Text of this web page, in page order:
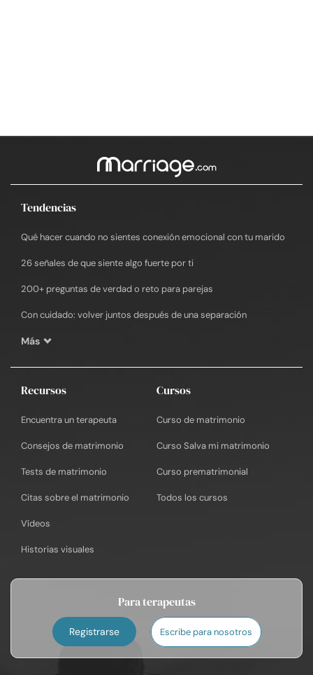
Tendencias
Qué hacer cuando no sientes conexión emocional con tu marido
26 señales de que siente algo fuerte por ti
200+ preguntas de verdad o reto para parejas
Con cuidado: volver juntos después de una separación
Más
Recursos
Encuentra un terapeuta
Consejos de matrimonio
Tests de matrimonio
Citas sobre el matrimonio
Vídeos
Historias visuales
Cursos
Curso de matrimonio
Curso Salva mi matrimonio
Curso prematrimonial
Todos los cursos
Para terapeutas
Registrarse Escribe para nosotros